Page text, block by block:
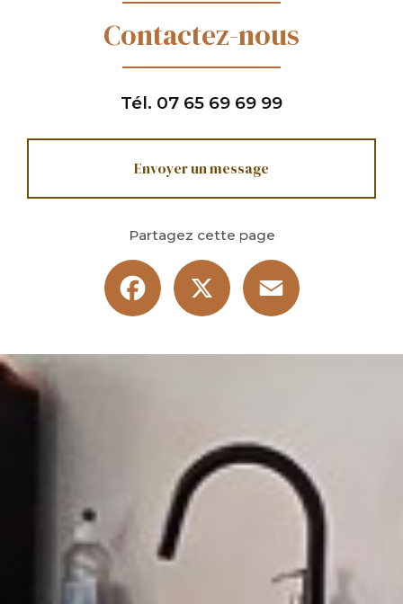
Contactez-nous
Tél. 07 65 69 69 99
Envoyer un message
Partagez cette page
Facebook